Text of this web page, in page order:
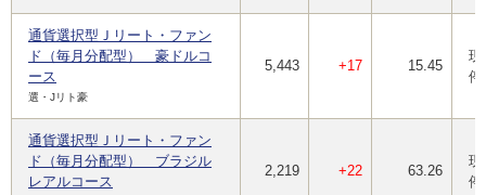
通貨選択型Ｊリート・ファン
ド（毎月分配型） 豪ドルコ
ース
選・Jリト豪
5,443 +17 15.45
現
停
通貨選択型Ｊリート・ファン
ド（毎月分配型） ブラジル
レアルコース
2,219 +22 63.26
現
停